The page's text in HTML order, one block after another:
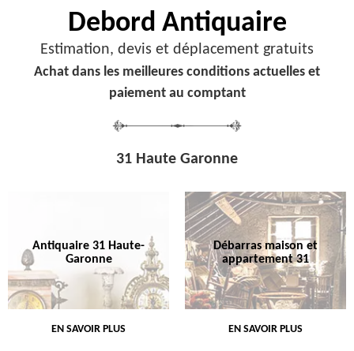
Debord Antiquaire
Estimation, devis et déplacement gratuits
Achat dans les meilleures conditions actuelles et
paiement au comptant
31 Haute Garonne
Antiquaire 31 Haute-
Garonne
EN SAVOIR PLUS
Débarras maison et
appartement 31
EN SAVOIR PLUS